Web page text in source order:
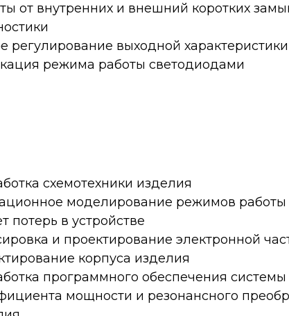
от внутренних и внешний коротких
регулирование выходной
режима работы светодиодами
схемотехники изделия
моделирование режимов работы
потерь в устройстве
и проектирование электронной
корпуса изделия
программного обеспечения
мощности и резонансного